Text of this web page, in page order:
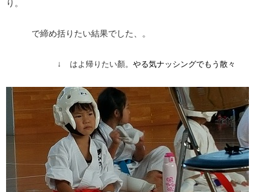
り。
で締め括りたい結果でした、。
↓ はよ帰りたい顏。 やる気ナッシングでもう散々